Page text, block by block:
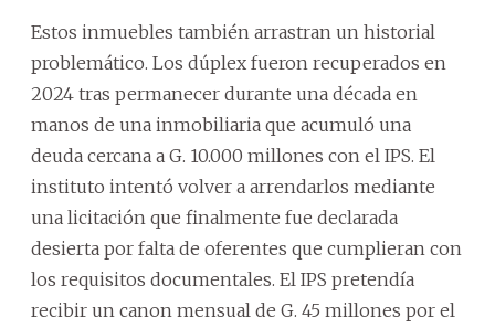
Estos inmuebles también arrastran un historial
problemático. Los dúplex fueron recuperados en
2024 tras permanecer durante una década en
manos de una inmobiliaria que acumuló una
deuda cercana a G. 10.000 millones con el IPS. El
instituto intentó volver a arrendarlos mediante
una licitación que finalmente fue declarada
desierta por falta de oferentes que cumplieran con
los requisitos documentales. El IPS pretendía
recibir un canon mensual de G. 45 millones por el